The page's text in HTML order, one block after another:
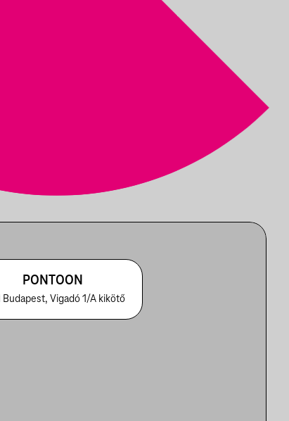
PONTOON
Budapest, Vigadó 1/A kikötő